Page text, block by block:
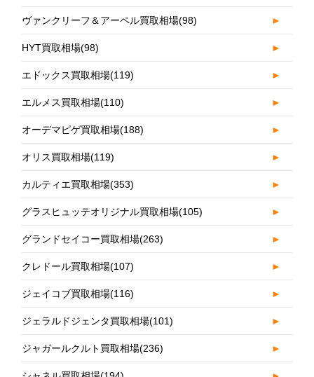
ヴァンクリーフ＆アーペル買取相場(98) ►
HYT買取相場(98) ►
エドックス買取相場(119) ►
エルメス買取相場(110) ►
オーデマピゲ買取相場(188) ►
オリス買取相場(119) ►
カルティエ買取相場(353) ►
グラスヒュッテオリジナル買取相場(105) ►
グランドセイコー買取相場(263) ►
クレドール買取相場(107) ►
ジェイコブ買取相場(116) ►
ジェラルドジェンタ買取相場(101) ►
ジャガールクルト買取相場(236) ►